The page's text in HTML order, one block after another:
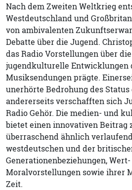
Nach dem Zweiten Weltkrieg
Westdeutschland und
von ambivalenten
Debatte über die Jugend.
das Radio Vorstellungen über
jugendkulturelle Entwicklungen
Musiksendungen prägte.
unerhörte Bedrohung des Status
andererseits verschafften sich
Radio Gehör. Die medien- und
bietet einen innovativen Beitrag
überraschend ähnlich
westdeutschen und der
Generationenbeziehungen,
Moralvorstellungen sowie ihrer
Zeit.